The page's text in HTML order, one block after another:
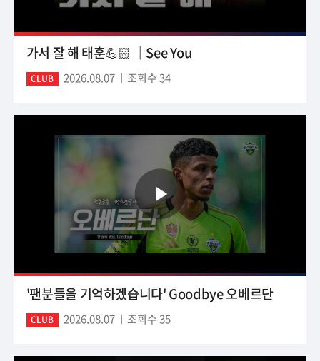
가서 잘 해 태훈💪🏻 ｜See You
CLUB 2026.08.07 조회수 34
'팬분들을 기억하겠습니다' Goodbye 오베르단
CLUB 2026.08.07 조회수 35